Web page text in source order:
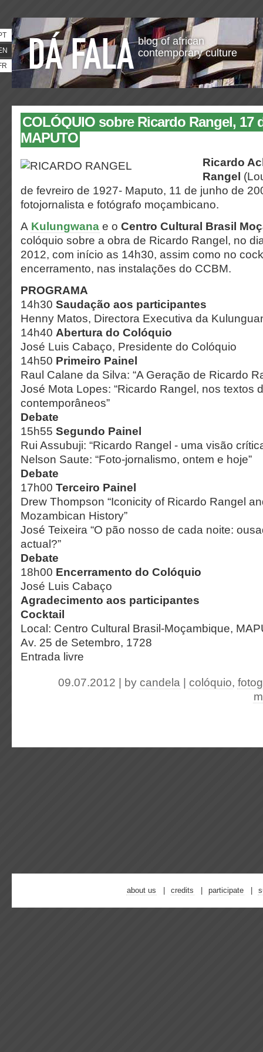
blog of african
contemporary culture
COLÓQUIO sobre Ricardo Rangel, 17
MAPUTO
Ricardo
Rangel
de fevreiro de 1927- Maputo, 11 de junho de
fotojornalista e fotógrafo moçambicano.
A Kulungwana e o Centro Cultural Brasil
colóquio sobre a obra de Ricardo Rangel, no
2012, com início as 14h30, assim como no
encerramento, nas instalações do CCBM.
PROGRAMA
14h30 Saudação aos participantes
Henny Matos, Directora Executiva da
14h40 Abertura do Colóquio
José Luis Cabaço, Presidente do Colóquio
14h50 Primeiro Painel
Raul Calane da Silva: “A Geração de Ricardo
José Mota Lopes: “Ricardo Rangel, nos textos
contemporâneos”
Debate
15h55 Segundo Painel
Rui Assubuji: “Ricardo Rangel - uma visão
Nelson Saute: “Foto-jornalismo, ontem e hoje”
Debate
17h00 Terceiro Painel
Drew Thompson “Iconicity of Ricardo Rangel
Mozambican History”
José Teixeira “O pão nosso de cada noite:
actual?”
Debate
18h00 Encerramento do Colóquio
José Luis Cabaço
Agradecimento aos participantes
Cocktail
Local: Centro Cultural Brasil-Moçambique,
Av. 25 de Setembro, 1728
Entrada livre
09.07.2012 | by candela colóquio,
about us credits participate